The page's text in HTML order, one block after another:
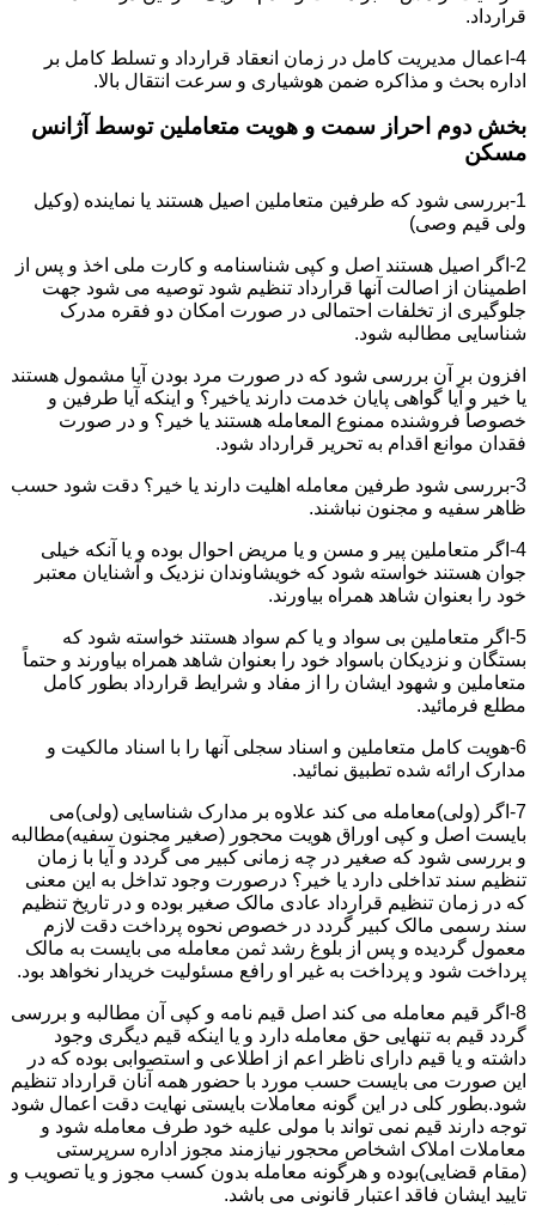
قرارداد.
4-اعمال مدیریت کامل در زمان انعقاد قرارداد و تسلط کامل بر
اداره بحث و مذاکره ضمن هوشیاری و سرعت انتقال بالا.
بخش دوم احراز سمت و هویت متعاملین توسط آژانس
مسکن
1-بررسی شود که طرفین متعاملین اصیل هستند یا نماینده (وکیل
ولی قیم وصی)
2-اگر اصیل هستند اصل و کپی شناسنامه و کارت ملی اخذ و پس از
اطمینان از اصالت آنها قرارداد تنظیم شود توصیه می شود جهت
جلوگیری از تخلفات احتمالی در صورت امکان دو فقره مدرک
شناسایی مطالبه شود.
افزون بر آن بررسی شود که در صورت مرد بودن آیا مشمول هستند
یا خیر و آیا گواهی پایان خدمت دارند یاخیر؟ و اینکه آیا طرفین و
خصوصاً فروشنده ممنوع المعامله هستند یا خیر؟ و در صورت
فقدان موانع اقدام به تحریر قرارداد شود.
3-بررسی شود طرفین معامله اهلیت دارند یا خیر؟ دقت شود حسب
ظاهر سفیه و مجنون نباشند.
4-اگر متعاملین پیر و مسن و یا مریض احوال بوده و یا آنکه خیلی
جوان هستند خواسته شود که خویشاوندان نزدیک و آشنایان معتبر
خود را بعنوان شاهد همراه بیاورند.
5-اگر متعاملین بی سواد و یا کم سواد هستند خواسته شود که
بستگان و نزدیکان باسواد خود را بعنوان شاهد همراه بیاورند و حتماً
متعاملین و شهود ایشان را از مفاد و شرایط قرارداد بطور کامل
مطلع فرمائید.
6-هویت کامل متعاملین و اسناد سجلی آنها را با اسناد مالکیت و
مدارک ارائه شده تطبیق نمائید.
7-اگر (ولی)معامله می کند علاوه بر مدارک شناسایی (ولی)می
بایست اصل و کپی اوراق هویت محجور (صغیر مجنون سفیه)مطالبه
و بررسی شود که صغیر در چه زمانی کبیر می گردد و آیا با زمان
تنظیم سند تداخلی دارد یا خیر؟ درصورت وجود تداخل به این معنی
که در زمان تنظیم قرارداد عادی مالک صغیر بوده و در تاریخ تنظیم
سند رسمی مالک کبیر گردد در خصوص نحوه پرداخت دقت لازم
معمول گردیده و پس از بلوغ رشد ثمن معامله می بایست به مالک
پرداخت شود و پرداخت به غیر او رافع مسئولیت خریدار نخواهد بود.
8-اگر قیم معامله می کند اصل قیم نامه و کپی آن مطالبه و بررسی
گردد قیم به تنهایی حق معامله دارد و یا اینکه قیم دیگری وجود
داشته و یا قیم دارای ناظر اعم از اطلاعی و استصوابی بوده که در
این صورت می بایست حسب مورد با حضور همه آنان قرارداد تنظیم
شود.بطور کلی در این گونه معاملات بایستی نهایت دقت اعمال شود
توجه دارند قیم نمی تواند با مولی علیه خود طرف معامله شود و
معاملات املاک اشخاص محجور نیازمند مجوز اداره سرپرستی
(مقام قضایی)بوده و هرگونه معامله بدون کسب مجوز و یا تصویب و
تایید ایشان فاقد اعتبار قانونی می باشد.